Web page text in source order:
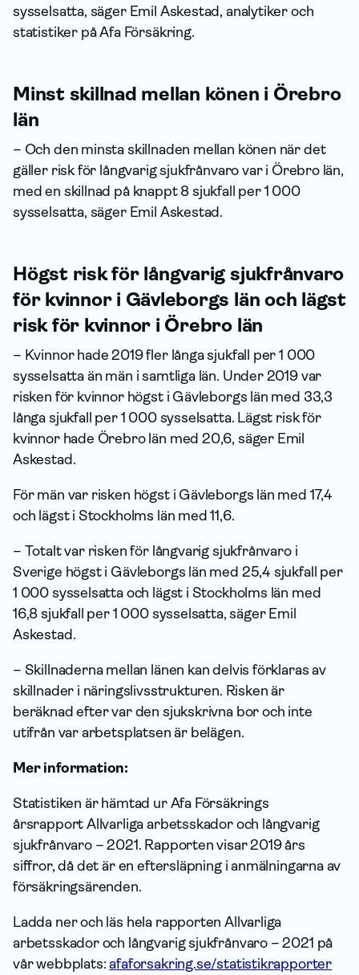
sysselsatta, säger Emil Askestad, analytiker och
statistiker på Afa Försäkring.
Minst skillnad mellan könen i Örebro
län
– Och den minsta skillnaden mellan könen när det
gäller risk för långvarig sjukfrånvaro var i Örebro län,
med en skillnad på knappt 8 sjukfall per 1 000
sysselsatta, säger Emil Askestad.
Högst risk för långvarig sjukfrånvaro
för kvinnor i Gävleborgs län och lägst
risk för kvinnor i Örebro län
– Kvinnor hade 2019 fler långa sjukfall per 1 000
sysselsatta än män i samtliga län. Under 2019 var
risken för kvinnor högst i Gävleborgs län med 33,3
långa sjukfall per 1 000 sysselsatta. Lägst risk för
kvinnor hade Örebro län med 20,6, säger Emil
Askestad.
För män var risken högst i Gävleborgs län med 17,4
och lägst i Stockholms län med 11,6.
– Totalt var risken för långvarig sjukfrånvaro i
Sverige högst i Gävleborgs län med 25,4 sjukfall per
1 000 sysselsatta och lägst i Stockholms län med
16,8 sjukfall per 1 000 sysselsatta, säger Emil
Askestad.
– Skillnaderna mellan länen kan delvis förklaras av
skillnader i näringslivsstrukturen. Risken är
beräknad efter var den sjukskrivna bor och inte
utifrån var arbetsplatsen är belägen.
Mer information:
Statistiken är hämtad ur Afa Försäkrings
årsrapportAllvarliga arbetsskador och långvarig
sjukfrånvaro – 2021 . Rapporten visar 2019 års
siffror, då det är en eftersläpning i anmälningarna av
försäkringsärenden.
Ladda ner och läs hela rapportenAllvarliga
arbetsskador och långvarig sjukfrånvaro – 2021 på
vår webbplats:afaforsakring.se/statistikrapporter